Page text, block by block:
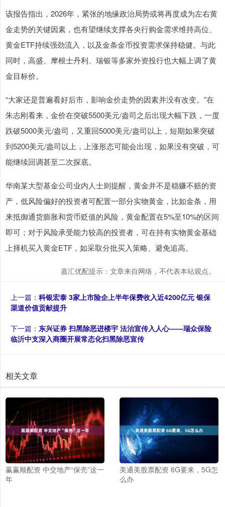
该报告指出，2026年，紧张的地缘政治局势或将再度成为左右黄
金走势的关键因素，也有望继续支撑各央行购金需求维持高位、
黄金ETF持续强劲流入，以及金条金币投资需求保持稳健。与此
同时，高盛、摩根士丹利、瑞银等多家外资投行也大幅上调了黄
金目标价。
“大家还是普遍看好后市，影响金价走势的因素并没有改变。”在
朱志刚看来，金价在突破5500美元/盎司之后出现大幅下跌，一度
跌破5000美元/盎司，又重回5000美元/盎司以上，短期如果突破
到5200美元/盎司以上，上涨形态可能会出现，如果没有突破，可
能继续回调甚至二次探底。
华南某大型基金公司业内人士则提醒，黄金并不是稳赚不赔的资
产，低风险偏好的投资者可配置一部分实物黄金，比如金条，用
来抵御通货膨胀和货币贬值的风险，黄金配置在5%至10%的区间
即可；对于风险承受能力较高的投资者，可在持有实物黄金基础
上择机买入黄金ETF，如采取分批买入策略、避免追高。
嘉汇优配提示：文章来自网络，不代表本站观点。
上一篇： 科银宏泰 3家上市险企上半年保费收入近4200亿元 银保
渠道价值贡献提升
下一篇： 东兴证券 扫黑除恶进楼宇 法治宣传入人心——瑞众保险
临沂中支深入商圈开展常态化扫黑除恶宣传
相关文章
赢赢顺配资 中交地产“保壳”这一
年
美通美股票配资 6G要来，5G怎
么办